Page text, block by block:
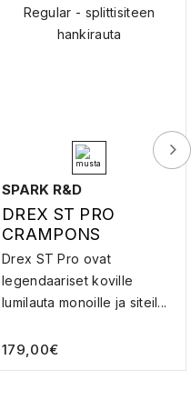
SPARK R&D
DREX ST PRO
CRAMPONS
REGULAR –
SPLITTISITEEN
HANKIRAUTA
Drex ST Pro ovat
legendaariset koville
lumilauta monoille ja siteil...
179,00€